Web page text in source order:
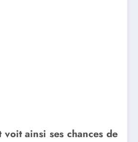
ainsi ses chances de